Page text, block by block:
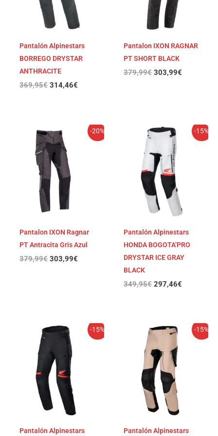
Pantalón Alpinestars
BORREGO DRYSTAR
ANTHRACITE
369,95€ 314,46€
Pantalon IXON RAGNAR
PT SHORT BLACK
379,99€ 303,99€
-20%
Pantalon IXON Ragnar
PT Antracita Gris Azul
379,99€
El
precio
original
era:
379,99€.
303,99€
precio
-15%
Pantalón Alpinestars
HONDA BOGOTA’PRO
DRYSTAR ICE GRAY
BLACK
349,95€
El
precio
original
era:
349,95€.
297,46€
precio
-15%
Pantalón Alpinestars
El
precio
original
era:
349,95€.
precio
-15%
Pantalón Alpinestars
El
precio
original
era:
339,95€.
precio